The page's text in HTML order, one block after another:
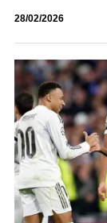
28/02/2026